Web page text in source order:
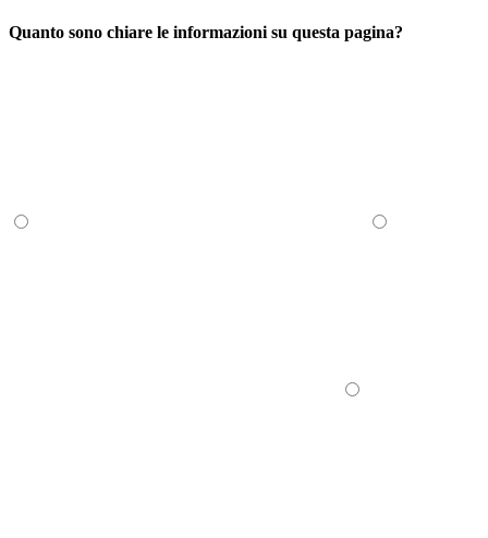
Quanto sono chiare le informazioni su questa pagina?